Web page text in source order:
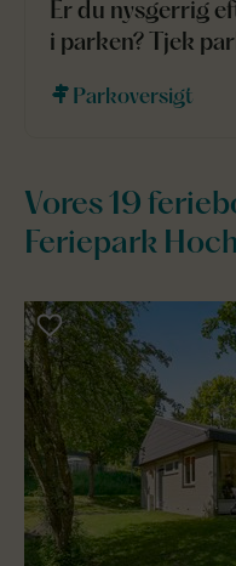
Ferieparker Feriepark
Er du nysgerrig
i parken? Tjek
Parkoversigt
Vores 19
Feriepark